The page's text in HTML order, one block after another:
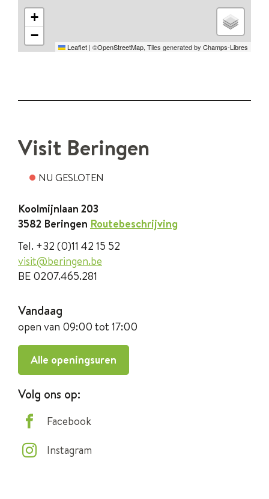
+
−
Leaflet | ©OpenStreetMap, Tiles generated by Champs-Libres
56,
Visit Beringen
NU GESLOTEN
Contact
Koolmijnlaan 203
,3582 Beringen Routebeschrijving
Tel. +32 (0)11 42 15 52
E-
mail
visit@beringen.be
BTW
BE 0207.465.281
Openingsuren
Vandaag
open van 09:00 tot 17:00
Alle openingsuren
Beringen
Volg ons op:
Facebook
Instagram